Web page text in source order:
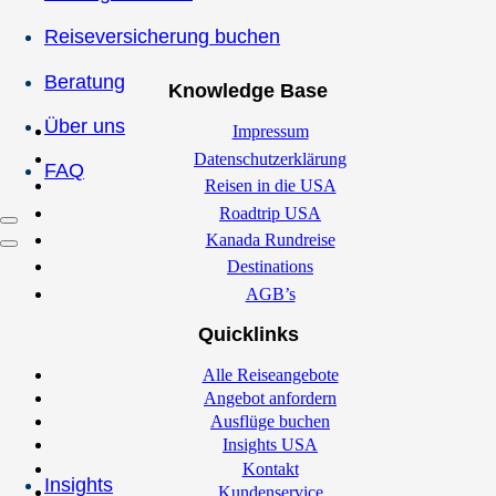
Reiseversicherung buchen
Beratung
Über uns
FAQ
Insights
Knowledge Base
Impressum
Datenschutzerklärung
Reisen in die USA
Roadtrip USA
Kanada Rundreise
Destinations
AGB’s
Quicklinks
Alle Reiseangebote
Angebot anfordern
Ausflüge buchen
Insights USA
Kontakt
Kundenservice